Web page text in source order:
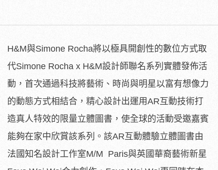
H&M與Simone Rocha將以極具開創性的數位方式取
代Simone Rocha x H&M設計師聯名系列實體發佈活
動，首次通過科技將藝術、時尚與明星以富有想像力
的動態方式相結合，精心設計出運用AR互動技術打
造真人特效的限量立體圖書，使全球的活動受邀嘉賓
能夠在家中欣賞該系列。該AR互動體驗立體圖書由
法國知名設計工作室M/M Paris與英國華裔藝術新星